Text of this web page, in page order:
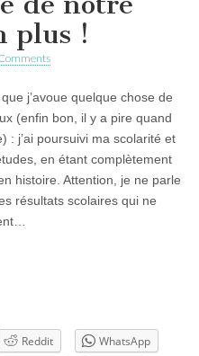
plus !
j’avoue quelque chose de
(enfin bon, il y a pire quand
: j’ai poursuivi ma scolarité et
en étant complètement
histoire. Attention, je ne parle
résultats scolaires qui ne
Reddit
WhatsApp